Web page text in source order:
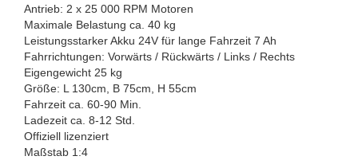
Antrieb: 2 x 25 000 RPM Motoren
Maximale Belastung ca. 40 kg
Leistungsstarker Akku 24V für lange Fahrzeit 7 Ah
Fahrrichtungen: Vorwärts / Rückwärts / Links / Rechts
Eigengewicht 25 kg
Größe: L 130cm, B 75cm, H 55cm
Fahrzeit ca. 60-90 Min.
Ladezeit ca. 8-12 Std.
Offiziell lizenziert
Maßstab 1:4